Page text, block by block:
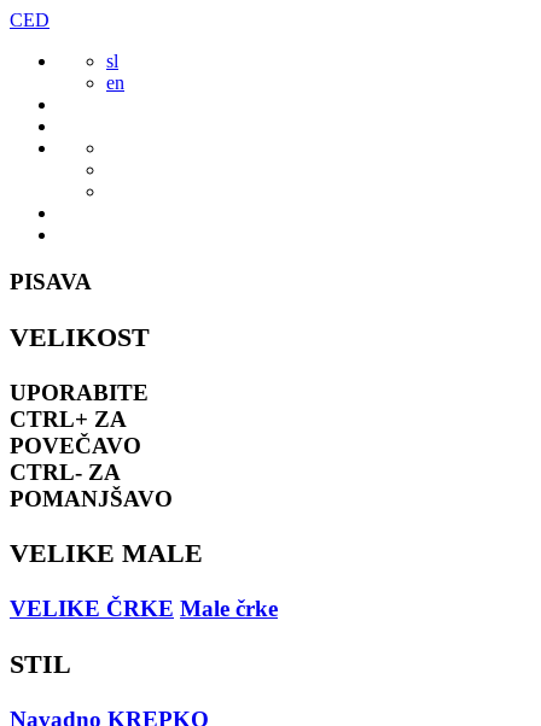
Preskoči
vsebine
CED
sl
en
PISAVA
VELIKOST
UPORABITE
CTRL+ ZA
POVEČAVO
CTRL- ZA
POMANJŠAVO
VELIKE MALE
VELIKE ČRKE Male črke
STIL
Navadno KREPKO